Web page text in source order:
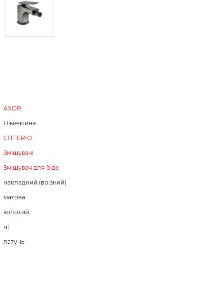
AXOR
Німеччина
CITTERIO
Змішувачі
Змішувач для біде
накладний (врізний)
матова
золотий
ні
латунь